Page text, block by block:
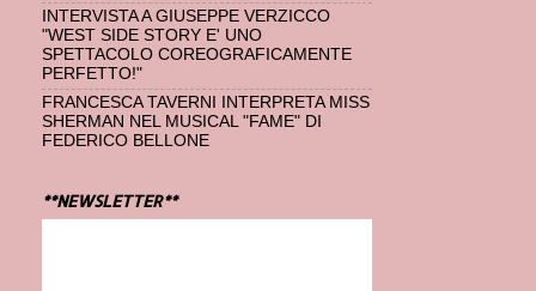
INTERVISTA A GIUSEPPE VERZICCO
"WEST SIDE STORY E' UNO
SPETTACOLO COREOGRAFICAMENTE
PERFETTO!"
FRANCESCA TAVERNI INTERPRETA MISS
SHERMAN NEL MUSICAL "FAME" DI
FEDERICO BELLONE
**NEWSLETTER**